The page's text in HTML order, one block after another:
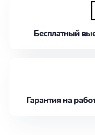
Бесплатный
Гарантия на